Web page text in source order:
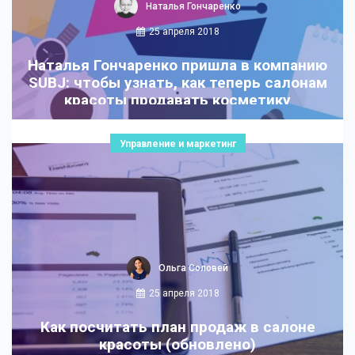
Наталья Гончаренко
25 апреля 2018
Наталья Гончаренко пришла в компанию
SUBJ: чтобы узнать, как теперь салонам
красоты продавать косметику
Управление и маркетинг
Ольга Соловей
25 апреля 2018
Как посчитать план продаж в салоне
красоты (обновлено)